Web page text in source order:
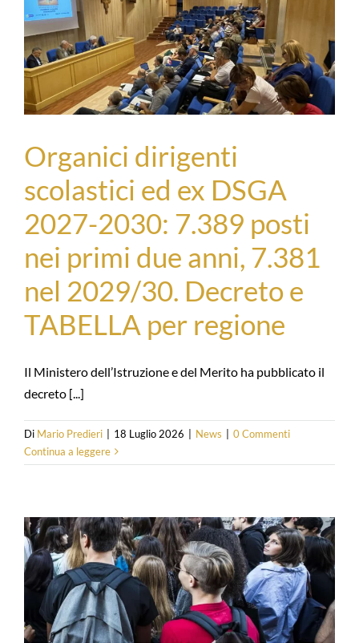
Organici dirigenti
scolastici ed ex DSGA
2027-2030: 7.389 posti
nei primi due anni, 7.381
nel 2029/30. Decreto e
TABELLA per regione
Il Ministero dell’Istruzione e del Merito ha pubblicato il
decreto [...]
Di Mario Predieri 18 Luglio 2026 News
0 Commenti
Continua a leggere